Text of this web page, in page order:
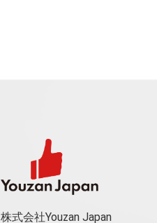
株式会社Youzan Japan